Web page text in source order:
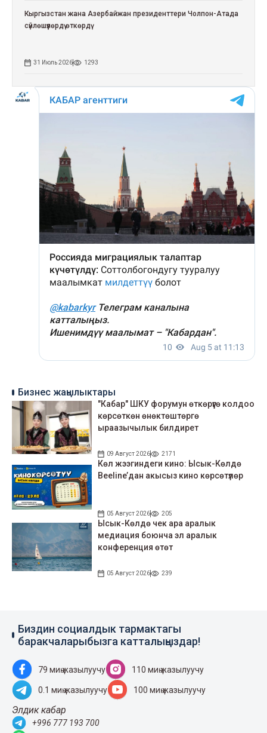
Кыргызстан жана Азербайжан президенттери Чолпон-Атада
сүйлөшүүлөрдү өткөрдү
31 Июль 2026 1293
Бизнес жаңылыктары
"Кабар" ШКУ форумун өткөрүүгө колдоо
көрсөткөн өнөктөштөргө
ыраазычылык билдирет
09 Август 2026 2171
Көл жээгиндеги кино: Ысык-Көлдө
Beeline’дан акысыз кино көрсөтүлөр
05 Август 2026 205
Ысык-Көлдө чек ара аралык
медиация боюнча эл аралык
конференция өтөт
05 Август 2026 239
Биздин социалдык тармактагы
баракчаларыбызга катталыңыздар!
79 миң жазылуучу 110 миң жазылуучу
0.1 миң жазылуучу 100 миң жазылуучу
Элдик кабар
+996 777 193 700